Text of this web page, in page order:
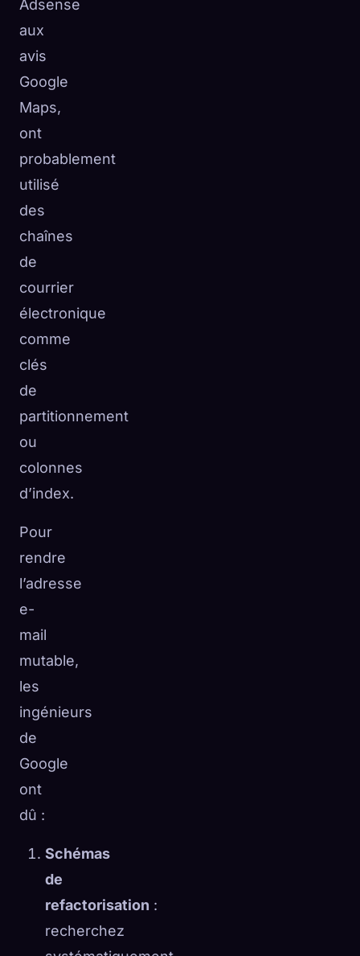
Adsense
aux
avis
Google
Maps,
ont
probablement
utilisé
des
chaînes
de
courrier
électronique
comme
clés
de
partitionnement
ou
colonnes
d’index.
Pour
rendre
l’adresse
e-
mail
mutable,
les
ingénieurs
de
Google
ont
dû :
Schémas
de
refactorisation :
recherchez